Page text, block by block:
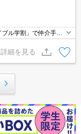
ル学割」で仲介手数
詳細を見る